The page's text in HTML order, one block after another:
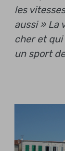
les
aussi »La
cher et qui
un sport